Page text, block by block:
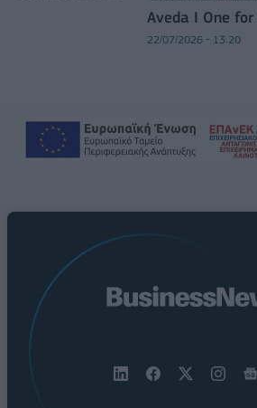
Aveda I One
22/07/2026 - 13:20